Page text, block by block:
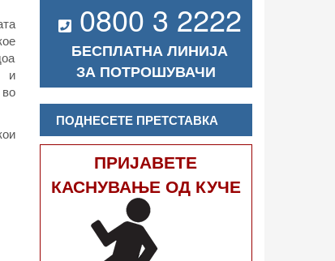
и
0800 3 2222
БЕСПЛАТНА ЛИНИЈА
ЗА ПОТРОШУВАЧИ
ПОДНЕСЕТЕ ПРЕТСТАВКА
ПРИЈАВЕТЕ
КАСНУВАЊЕ ОД КУЧЕ